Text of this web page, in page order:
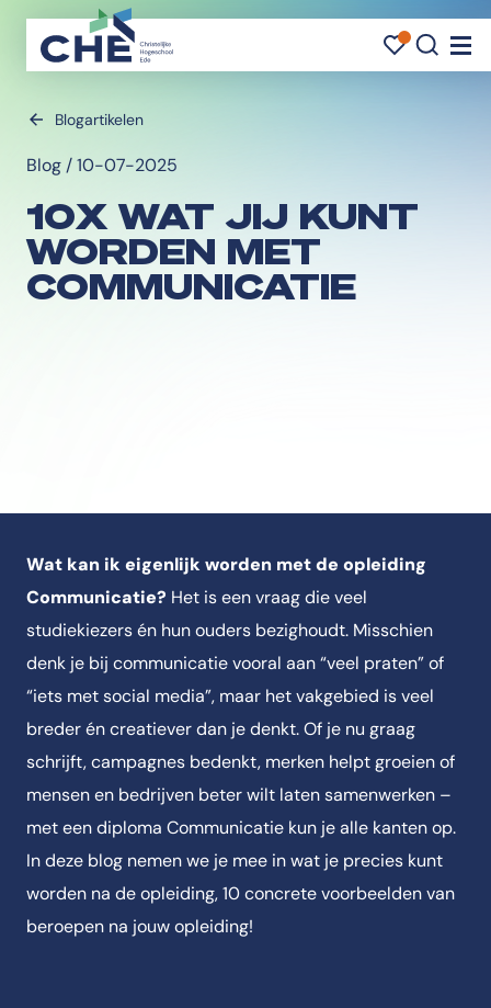
Blogartikelen
Blog / 10-07-2025
10X WAT JIJ KUNT
WORDEN MET
COMMUNICATIE
Wat kan ik eigenlijk worden met de opleiding
Communicatie? Het is een vraag die veel
studiekiezers én hun ouders bezighoudt. Misschien
denk je bij communicatie vooral aan “veel praten” of
“iets met social media”, maar het vakgebied is veel
breder én creatiever dan je denkt. Of je nu graag
schrijft, campagnes bedenkt, merken helpt groeien of
mensen en bedrijven beter wilt laten samenwerken –
met een diploma Communicatie kun je alle kanten op.
In deze blog nemen we je mee in wat je precies kunt
worden na de opleiding, 10 concrete voorbeelden van
beroepen na jouw opleiding!